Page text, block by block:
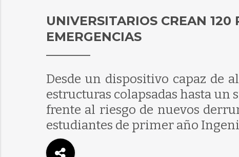
UNIVERSITARIOS CREAN
EMERGENCIAS
Desde un dispositivo capaz de
estructuras colapsadas hasta un
frente al riesgo de nuevos
estudiantes de primer año